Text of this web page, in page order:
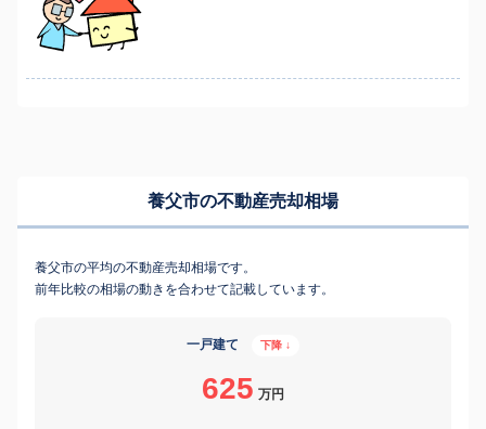
養父市の不動産売却相場
養父市の平均の不動産売却相場です。
前年比較の相場の動きを合わせて記載しています。
一戸建て 下降 ↓
625 万円